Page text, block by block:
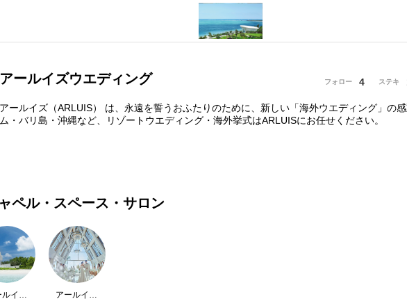
4
フォロー ステキ
アールイズウエディング
アールイズ（ARLUIS） は、永遠を誓うおふたりのために、新しい「海外ウエディング」の
ム・バリ島・沖縄など、リゾートウエディング・海外挙式はARLUISにお任せください。
ペル・スペース・サロン
アールイズ・ウエディング【グアム選べる3つのチャペル】 アールイズ・ウエディング【沖縄7つの選べるチャペル】